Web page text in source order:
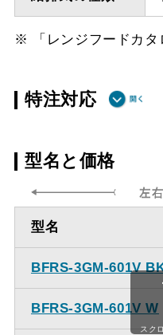
※ 「レンジフードカタ
特注対応
方給排気
ダクト方向上
方給排気
備考
型名と価格
型名
BFRS-3GM-601V
BFRS-3GM-601V W
スク